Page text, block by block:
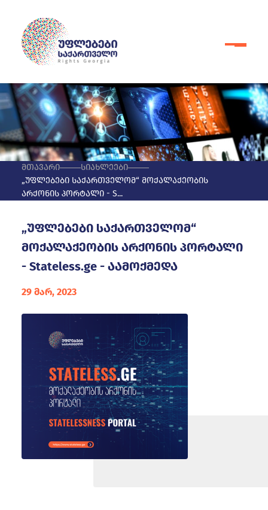
მთავარი
სიახლეები
„უფლებები საქართველომ“ მოქალაქეობის
არქონის პორტალი - S...
„უფლებები საქართველომ“
მოქალაქეობის არქონის პორტალი
- Stateless.ge - აამოქმედა
29 მარ, 2023